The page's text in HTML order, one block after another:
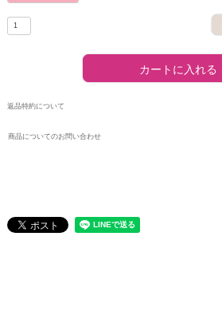
カートに入れる
返品特約について
商品についてのお問い合わせ